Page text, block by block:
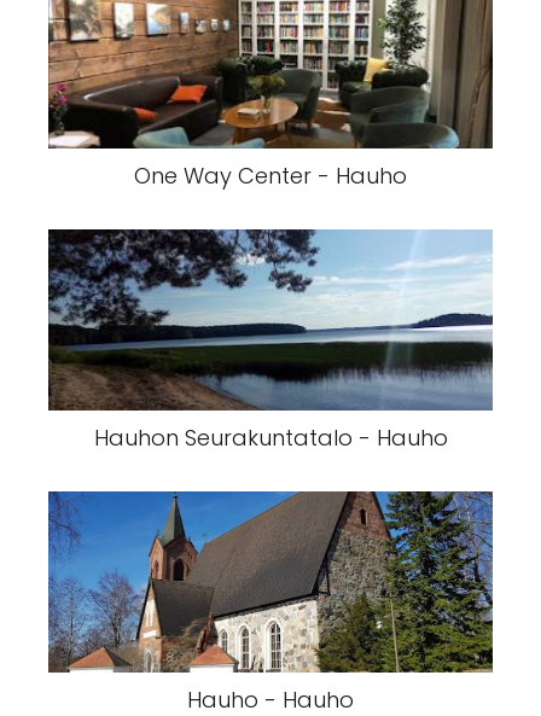
One Way Center - Hauho
Hauhon Seurakuntatalo - Hauho
Hauho - Hauho